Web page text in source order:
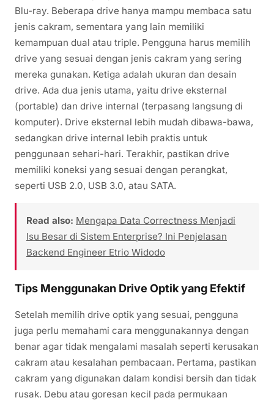
Blu-ray. Beberapa drive hanya mampu membaca satu
jenis cakram, sementara yang lain memiliki
kemampuan dual atau triple. Pengguna harus memilih
drive yang sesuai dengan jenis cakram yang sering
mereka gunakan. Ketiga adalah ukuran dan desain
drive. Ada dua jenis utama, yaitu drive eksternal
(portable) dan drive internal (terpasang langsung di
komputer). Drive eksternal lebih mudah dibawa-bawa,
sedangkan drive internal lebih praktis untuk
penggunaan sehari-hari. Terakhir, pastikan drive
memiliki koneksi yang sesuai dengan perangkat,
seperti USB 2.0, USB 3.0, atau SATA.
Read also: Mengapa Data Correctness Menjadi
Isu Besar di Sistem Enterprise? Ini Penjelasan
Backend Engineer Etrio Widodo
Tips Menggunakan Drive Optik yang Efektif
Setelah memilih drive optik yang sesuai, pengguna
juga perlu memahami cara menggunakannya dengan
benar agar tidak mengalami masalah seperti kerusakan
cakram atau kesalahan pembacaan. Pertama, pastikan
cakram yang digunakan dalam kondisi bersih dan tidak
rusak. Debu atau goresan kecil pada permukaan